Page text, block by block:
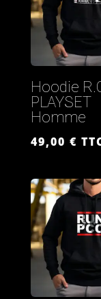
Hoodie
PLAYSET
Homme
49,00 €